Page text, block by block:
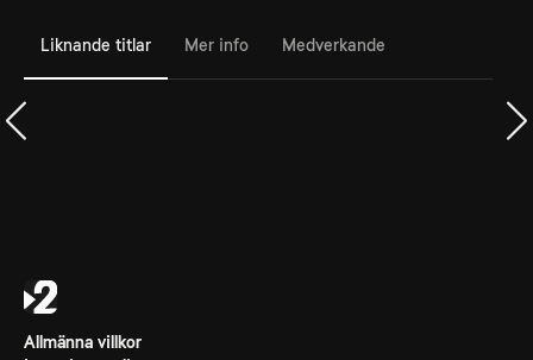
Liknande titlar Mer info Medverkande
Allmänna villkor